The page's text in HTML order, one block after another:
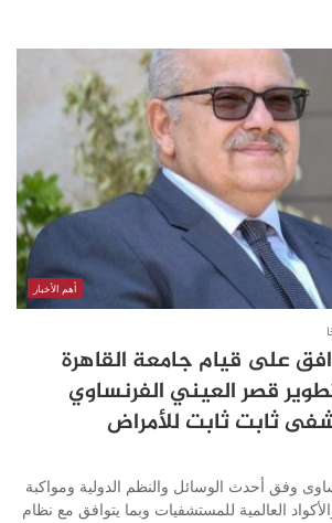
أهم الأخبار
على قيام جامعة القاهرة
قصر العيني الفرنساوي
ثابت ثابت للأمراض
وفق أحدث الوسائل والنظم الدولية ومواكبة
العالمية للمستشفيات وبما يتوافق مع نظام